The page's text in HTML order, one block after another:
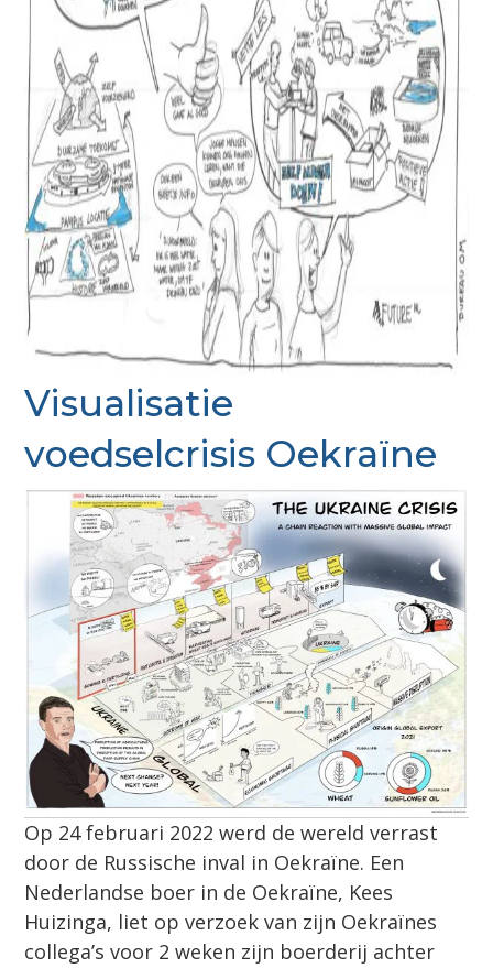
Visualisatie
voedselcrisis Oekraïne
Op 24 februari 2022 werd de wereld verrast
door de Russische inval in Oekraïne. Een
Nederlandse boer in de Oekraïne, Kees
Huizinga, liet op verzoek van zijn Oekraïnes
collega’s voor 2 weken zijn boerderij achter